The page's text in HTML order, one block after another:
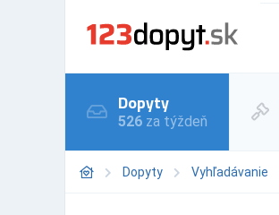
Dopyty
526 za týždeň
Dopyty Vyhľadávanie